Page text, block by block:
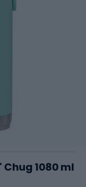
1080 ml